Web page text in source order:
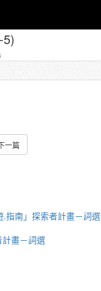
一篇
指南」探索者計畫－詞選
畫－詞選